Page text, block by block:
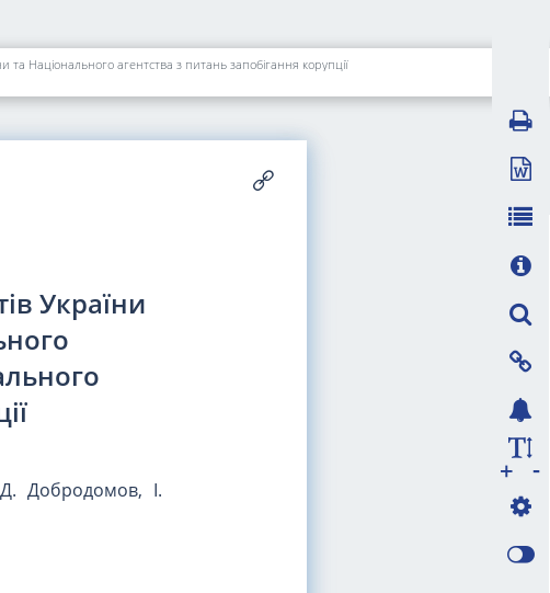
Національного агентства з питань запобігання корупції
України
Добродомов, І.
-
+